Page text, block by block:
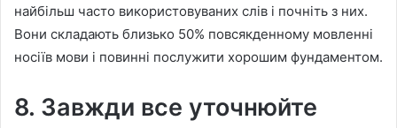
найбільш часто використовуваних слів і почніть з них.
Вони складають близько 50% повсякденному мовленні
носіїв мови і повинні послужити хорошим фундаментом.
8. Завжди все уточнюйте